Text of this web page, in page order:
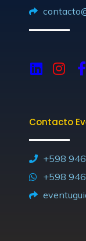
L
e
d
i
n
I
a
g
r
a
m
F
f
Contacto
+598
+598